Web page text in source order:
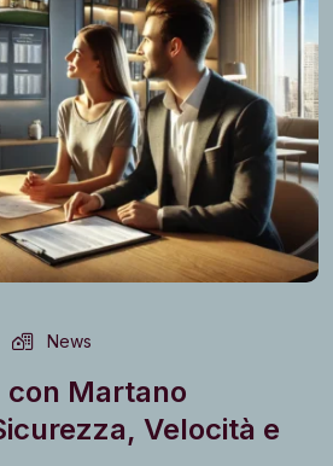
News
con Martano
Velocità e